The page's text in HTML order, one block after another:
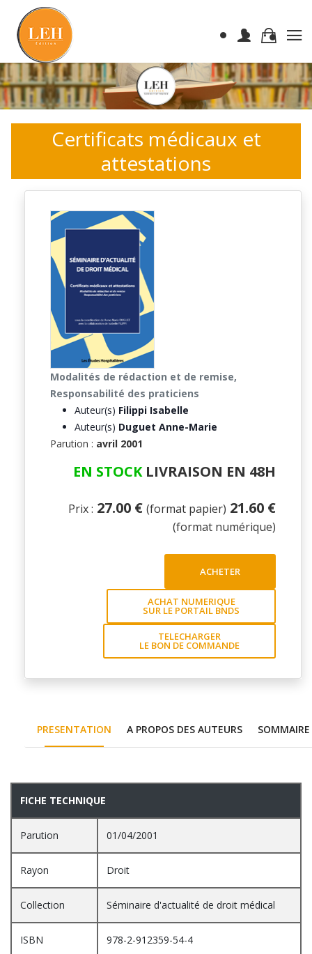
Certificats médicaux et
attestations
Modalités de rédaction et de remise,
Responsabilité des praticiens
Auteur(s) Filippi Isabelle
Auteur(s) Duguet Anne-Marie
Parution : avril 2001
EN STOCKLIVRAISON EN 48H
Prix : 27.00 € (format papier) 21.60 €
(format numérique)
ACHETER
ACHAT NUMERIQUE
SUR LE PORTAIL BNDS
TELECHARGER
LE BON DE COMMANDE
PRESENTATION A PROPOS DES AUTEURS SOMMAIRE
PRESENTATION
FICHE TECHNIQUE
Parution 01/04/2001
Rayon Droit
Collection Séminaire d'actualité de droit médical
ISBN 978-2-912359-54-4